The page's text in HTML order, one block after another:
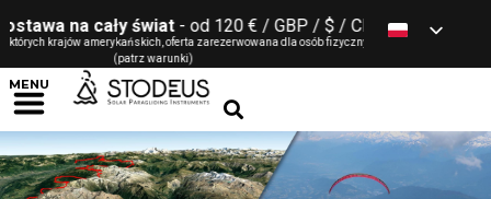
cały świat- od 120 € / GBP / $ / CHF *
amerykańskich, oferta zarezerwowana dla osób fizycznych
(patrz warunki)
MENU